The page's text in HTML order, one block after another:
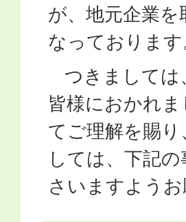
が、地元企業
なっております
つきましては
皆様におかれ
てご理解を賜
しては、下記
さいますよう